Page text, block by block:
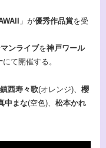
」が優秀作品賞を受
ンライブを神戸ワール
にて開催する。
鎮西寿々歌(オレンジ)、 櫻
中まな(空色)、 松本かれ